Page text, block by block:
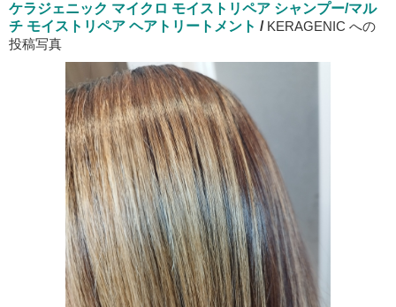
ケラジェニック マイクロ モイストリペア シャンプー/マル
チ モイストリペア ヘアトリートメント / KERAGENIC への
投稿写真